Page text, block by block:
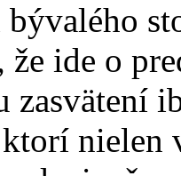
ide o
zasvätení
nielen